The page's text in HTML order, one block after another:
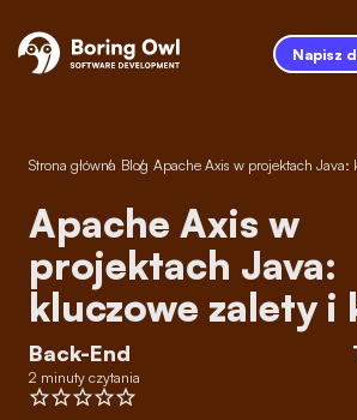
Napisz
Strona główna
/ Blog
/ Apache Axis w projektach
Apache Axis w
projektach Java:
kluczowe zalety i
Back-End
2 minuty czytania